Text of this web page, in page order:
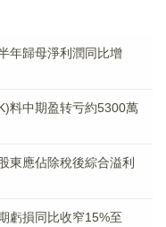
年歸母淨利潤同比增
料中期盈转亏約5300萬
東應佔除稅後綜合溢利
虧損同比收窄15%至